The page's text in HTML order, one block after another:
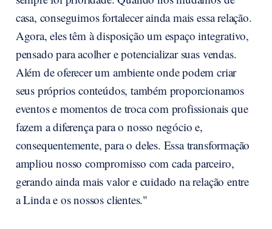
casa, conseguimos fortalecer ainda mais essa relação.
Agora, eles têm à disposição um espaço integrativo,
pensado para acolher e potencializar suas vendas.
Além de oferecer um ambiente onde podem criar
seus próprios conteúdos, também proporcionamos
eventos e momentos de troca com profissionais que
fazem a diferença para o nosso negócio e,
consequentemente, para o deles. Essa transformação
ampliou nosso compromisso com cada parceiro,
gerando ainda mais valor e cuidado na relação entre
a Linda e os nossos clientes."